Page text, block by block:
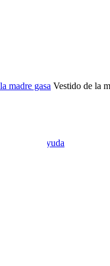
Ayuda
madre gasa Vestido de la